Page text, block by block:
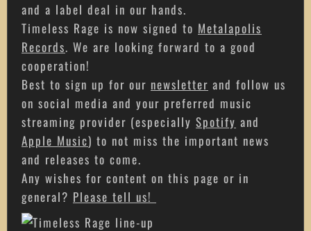
and a label deal in our hands.
Timeless Rage is now signed to Metalapolis
Records. We are looking forward to a good
cooperation!
Best to sign up for our newsletter and follow us
on social media and your preferred music
streaming provider (especially Spotify and
Apple Music) to not miss the important news
and releases to come.
Any wishes for content on this page or in
general? Please tell us!